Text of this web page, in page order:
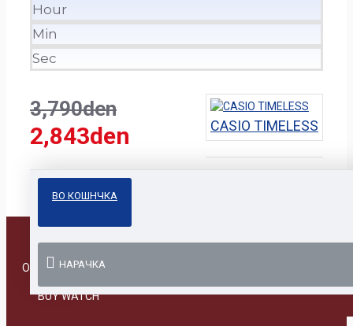
Hour
Min
Sec
3,790den
2,843den CASIO TIMELESS
ВО КОШНЧКА
НАРАЧКА
Online Prodavnica
BUY WATCH